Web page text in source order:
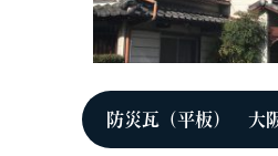
防災瓦（平板） 大